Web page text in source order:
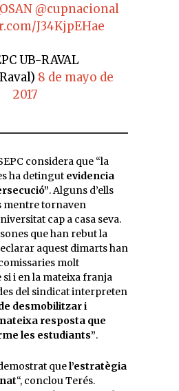
@cupnacional
J34KjpEHae
UB-RAVAL
8 de mayo de
2017
considera que “la
ha detingut evidencia
. Alguns d’ells
mentre tornaven
cap a casa seva.
que han rebut la
aquest dimarts han
molt
i en la mateixa franja
del sindicat interpreten
desmobilitzar i
resposta que
les estudiants”.
quel’estratègia
“, conclou Terés.